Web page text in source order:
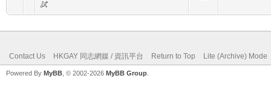
試
Contact Us HKGAY 同志網媒 / 資訊平台 Return to Top Lite (Archive) Mode
Powered By MyBB , © 2002-2026 MyBB Group